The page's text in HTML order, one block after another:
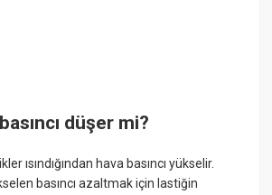
düşer mi?
ısındığından hava basıncı yükselir.
basıncı azaltmak için lastiğin